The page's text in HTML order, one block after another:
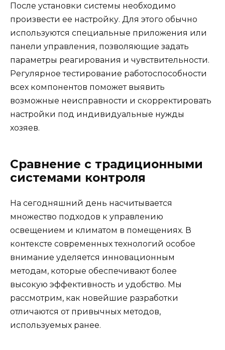
После установки системы необходимо
произвести ее настройку. Для этого обычно
используются специальные приложения или
панели управления, позволяющие задать
параметры реагирования и чувствительности.
Регулярное тестирование работоспособности
всех компонентов поможет выявить
возможные неисправности и скорректировать
настройки под индивидуальные нужды
хозяев.
Сравнение с традиционными
системами контроля
На сегодняшний день насчитывается
множество подходов к управлению
освещением и климатом в помещениях. В
контексте современных технологий особое
внимание уделяется инновационным
методам, которые обеспечивают более
высокую эффективность и удобство. Мы
рассмотрим, как новейшие разработки
отличаются от привычных методов,
используемых ранее.